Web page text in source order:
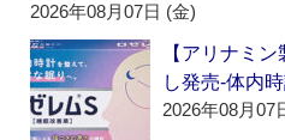
2026年08月07日 (金)
【アリナミ
し発売‐体内
2026年08月07